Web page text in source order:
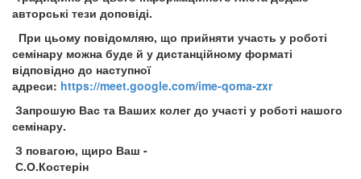
авторські тези доповіді.
При цьому повідомляю, що прийняти участь у роботі
семінару можна буде й у дистанційному форматі
відповідно до наступної
адреси: https://meet.google.com/ime-qoma-zxr
Запрошую Вас та Ваших колег до участі у роботі нашого
семінару.
З повагою, щиро Ваш -
С.О.Костерін